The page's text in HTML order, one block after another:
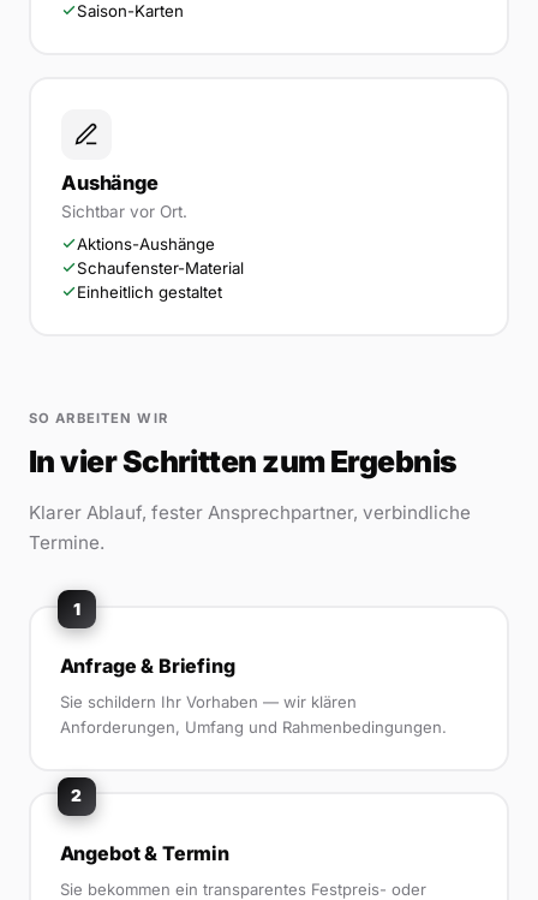
Saison-Karten
Aushänge
Sichtbar vor Ort.
Aktions-Aushänge
Schaufenster-Material
Einheitlich gestaltet
SO ARBEITEN WIR
In vier Schritten zum Ergebnis
Klarer Ablauf, fester Ansprechpartner, verbindliche
Termine.
1
Anfrage & Briefing
Sie schildern Ihr Vorhaben — wir klären
Anforderungen, Umfang und Rahmenbedingungen.
2
Angebot & Termin
Sie bekommen ein transparentes Festpreis- oder